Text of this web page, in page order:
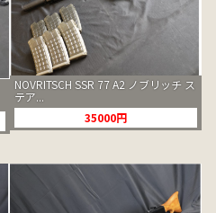
NOVRITSCH SSR 77 A2 ノブリッチ ス
テア...
35000円